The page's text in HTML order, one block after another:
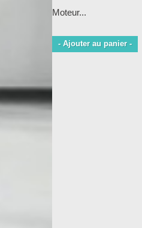
Moteur...
- Ajouter au panier -